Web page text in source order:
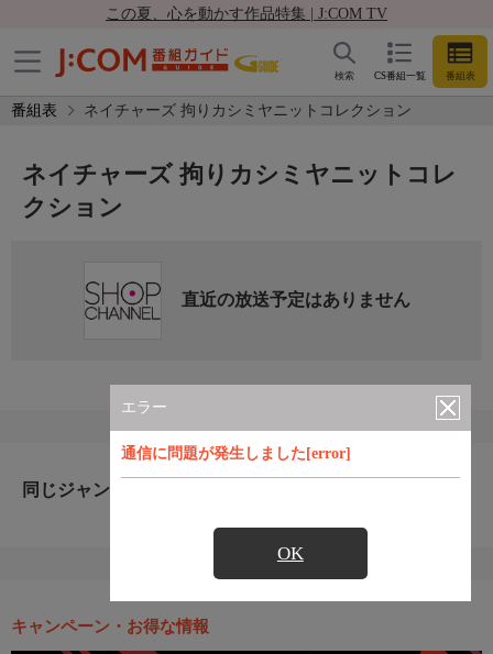
この夏、心を動かす作品特集 | J:COM TV
CS番組一覧 番組表
検索
番組表 ネイチャーズ 拘りカシミヤニットコレクション
エラー
通信に問題が発生しました[error]
OK
ネイチャーズ 拘りカシミヤニットコレ
クション
直近の放送予定はありません
同じジャンルのおすすめ番組
キャンペーン・お得な情報